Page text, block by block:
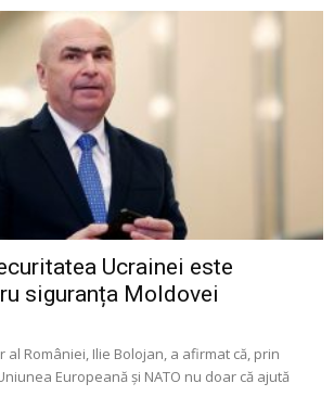
Ucrainei este
siguranța Moldovei
României, Ilie Bolojan, a afirmat că, prin
Europeană și NATO nu doar că ajută